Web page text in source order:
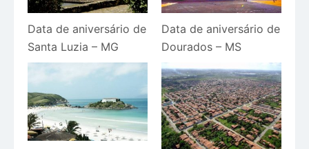
Data de aniversário de
Santa Luzia – MG
Data de aniversário de
Dourados – MS